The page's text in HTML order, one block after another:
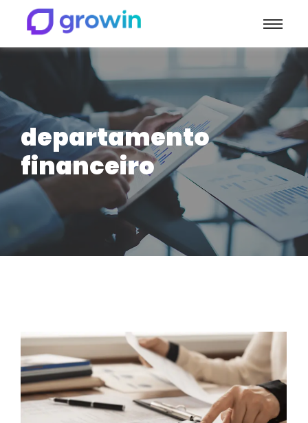
departamento
financeiro